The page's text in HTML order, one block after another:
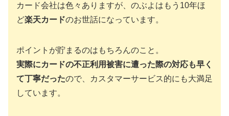
カード会社は色々ありますが、のぶよはもう10年ほ
ど楽天カードのお世話になっています。
ポイントが貯まるのはもちろんのこと。
実際にカードの不正利用被害に遭った際の対応も早く
て丁寧だったので、カスタマーサービス的にも大満足
しています。